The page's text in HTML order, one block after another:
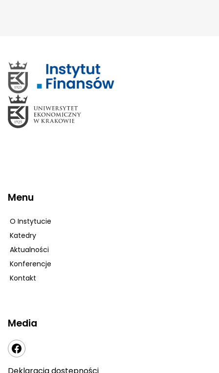
Menu
O Instytucie
Katedry
Aktualności
Konferencje
Kontakt
Media
Deklaracja dostępności